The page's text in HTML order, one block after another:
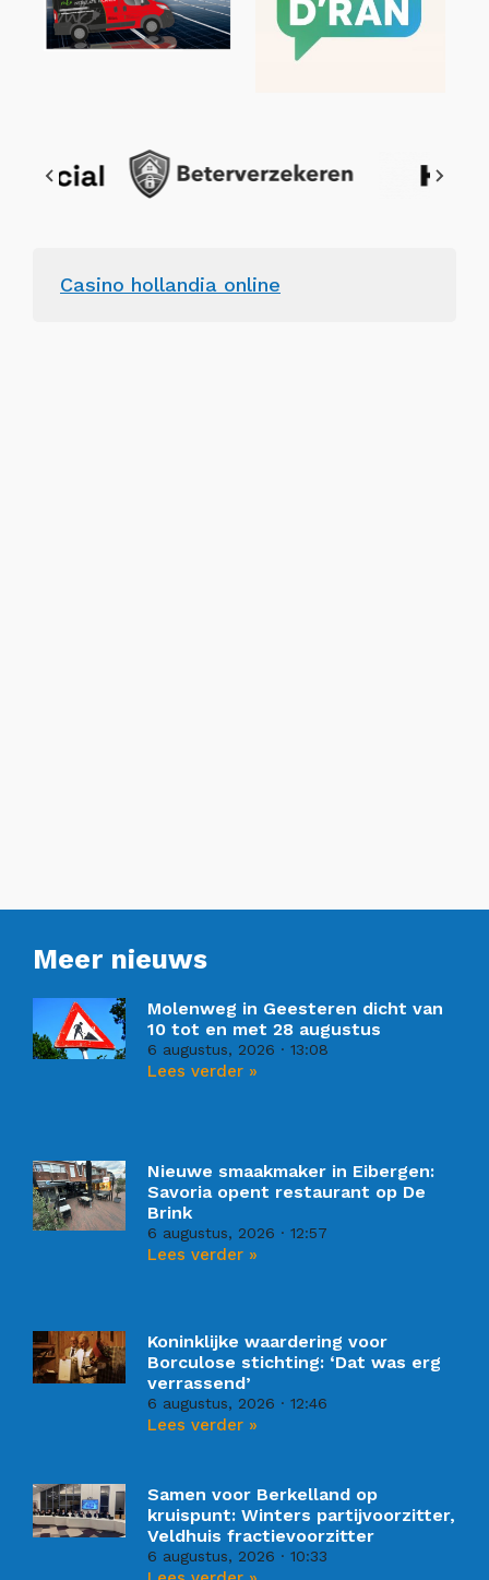
Casino hollandia online
Meer nieuws
Molenweg in Geesteren dicht van
10 tot en met 28 augustus
6 augustus, 2026 13:08
Lees verder »
Nieuwe smaakmaker in Eibergen:
Savoria opent restaurant op De
Brink
6 augustus, 2026 12:57
Lees verder »
Koninklijke waardering voor
Borculose stichting: ‘Dat was erg
verrassend’
6 augustus, 2026 12:46
Lees verder »
Samen voor Berkelland op
kruispunt: Winters partijvoorzitter,
Veldhuis fractievoorzitter
6 augustus, 2026 10:33